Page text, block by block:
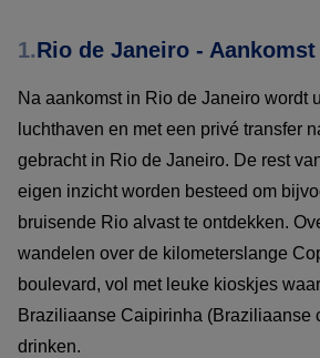
1.Rio de Janeiro - Aankomst
Na aankomst in Rio de Janeiro wordt
luchthaven en met een privé transfer
gebracht in Rio de Janeiro. De rest
eigen inzicht worden besteed om
bruisende Rio alvast te ontdekken.
wandelen over de kilometerslange
boulevard, vol met leuke kioskjes
Braziliaanse Caipirinha (Braziliaanse
drinken.